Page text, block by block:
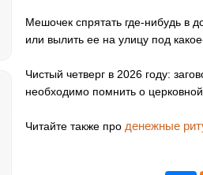
Мешочек спрятать где-нибудь в
или вылить ее на улицу под
Чистый четверг в 2026 году:
необходимо помнить о
Читайте также про денежные